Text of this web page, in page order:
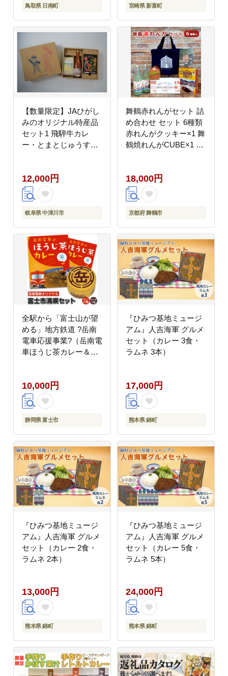
鳥取県 日南町 宮崎県 新富町
【数量限定】JAひがし
みのオリジナル特産品
セット1 飛騨牛カレ
ー・とまとじゅうす・
12,000円
岐阜県 中津川市
舞鶴赤れんがセット 詰
め合わせ セット 6種類
赤れんがクッキー×1 舞
鶴焼れんがCUBE×1 赤
ンチバッグ×1 絵葉書×1
18,000円
京都府 舞鶴市
全駅から「富士山が望
める」地方鉄道 ?岳南
電車応援事業?（岳南電
車ほうじ茶カレー＆機
茶）富士市満喫セッ
ト） [sf002-213]
10,000円
静岡県 富士市
『ひみつ基地ミュージ
アム』人吉海軍 グルメ
セット（カレー 3食・
ラムネ 3本）
17,000円
熊本県 錦町
『ひみつ基地ミュージ
アム』人吉海軍 グルメ
セット（カレー 2食・
ラムネ 2本）
13,000円
熊本県 錦町
『ひみつ基地ミュージ
アム』人吉海軍 グルメ
セット（カレー 5食・
ラムネ 5本）
24,000円
熊本県 錦町